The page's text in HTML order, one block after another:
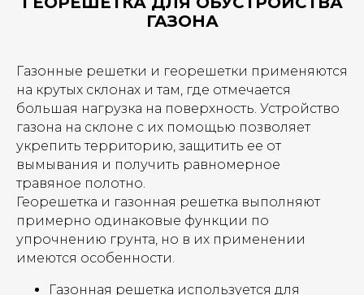
ГАЗОНА
Газонные решетки и георешетки применяются
на крутых склонах и там, где отмечается
большая нагрузка на поверхность. Устройство
газона на склоне с их помощью позволяет
укрепить территорию, защитить ее от
вымывания и получить равномерное
травяное полотно.
Георешетка и газонная решетка выполняют
примерно одинаковые функции по
упрочнению грунта, но в их применении
имеются особенности.
Газонная решетка используется для